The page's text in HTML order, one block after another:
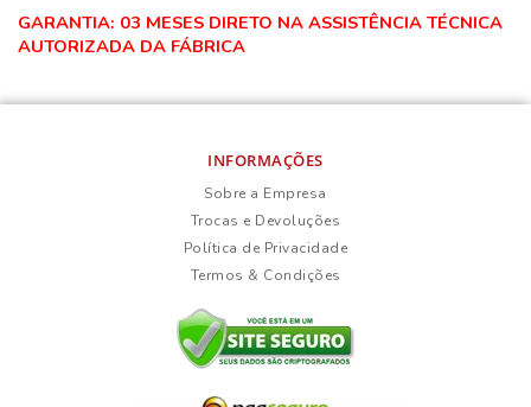
GARANTIA: 03 MESES DIRETO NA ASSISTÊNCIA TÉCNICA
AUTORIZADA DA FÁBRICA
INFORMAÇÕES
Sobre a Empresa
Trocas e Devoluções
Política de Privacidade
Termos & Condições